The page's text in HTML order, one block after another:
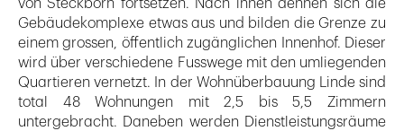
von Steckborn fortsetzen. Nach innen dehnen sich die
Gebäudekomplexe etwas aus und bilden die Grenze zu
einem grossen, öffentlich zugänglichen Innenhof. Dieser
wird über verschiedene Fusswege mit den umliegenden
Quartieren vernetzt. In der Wohnüberbauung Linde sind
total 48 Wohnungen mit 2,5 bis 5,5 Zimmern
untergebracht. Daneben werden Dienstleistungsräume